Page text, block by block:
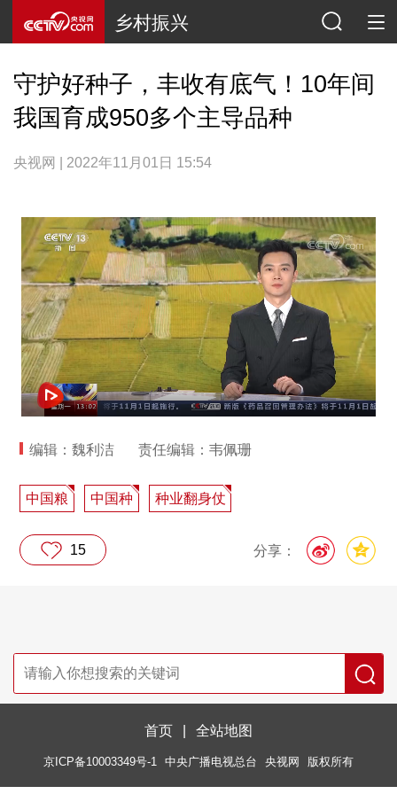
乡村振兴
守护好种子，丰收有底气！10年间
我国育成950多个主导品种
央视网 | 2022年11月01日 15:54
编辑：魏利洁 责任编辑：韦佩珊
中国粮 中国种 种业翻身仗
分享：
15
首页 全站地图
京ICP备10003349号-1 中央广播电视总台 央视网 版权所有